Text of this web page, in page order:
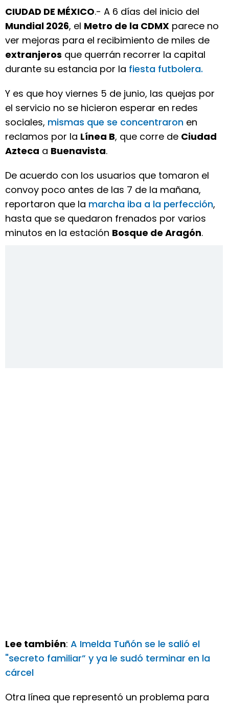
CIUDAD DE MÉXICO.- A 6 días del inicio del
Mundial 2026, el Metro de la CDMX parece no
ver mejoras para el recibimiento de miles de
extranjeros que querrán recorrer la capital
durante su estancia por la fiesta futbolera.
Y es que hoy viernes 5 de junio, las quejas por
el servicio no se hicieron esperar en redes
sociales, mismas que se concentraron en
reclamos por la Línea B, que corre de Ciudad
Azteca a Buenavista.
De acuerdo con los usuarios que tomaron el
convoy poco antes de las 7 de la mañana,
reportaron que la marcha iba a la perfección,
hasta que se quedaron frenados por varios
minutos en la estación Bosque de Aragón.
Lee también: A Imelda Tuñón se le salió el
"secreto familiar” y ya le sudó terminar en la
cárcel
Otra línea que representó un problema para